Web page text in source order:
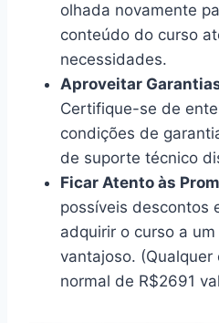
olhada novamente
conteúdo do curso
necessidades.
Aproveitar
Certifique-se de
condições de
de suporte técnico
Ficar Atento às
possíveis descontos
adquirir o curso a
vantajoso.
normal de R$2691